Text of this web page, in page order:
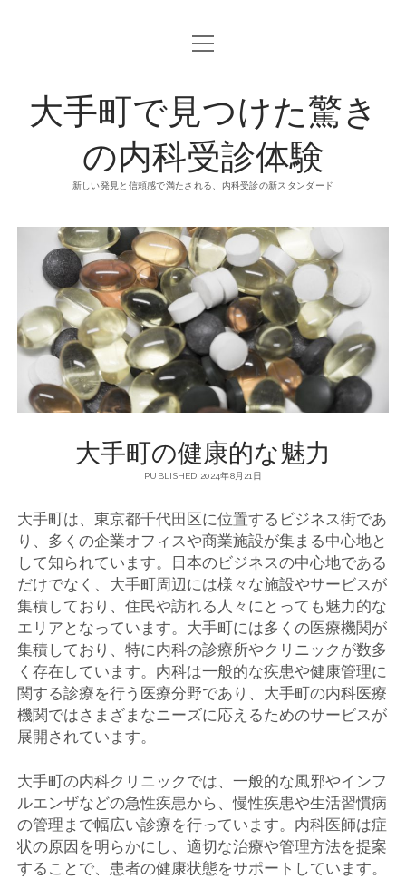
o
p
m
e
n
大手町で見つけた驚き
の内科受診体験
新しい発見と信頼感で満たされる、内科受診の新スタンダード
大手町の健康的な魅力
PUBLISHED 2024年8月21日
大手町は、東京都千代田区に位置するビジネス街であ
り、多くの企業オフィスや商業施設が集まる中心地と
して知られています。
日本のビジネスの中心地である
だけでなく、大手町周辺には様々な施設やサービスが
集積しており、住民や訪れる人々にとっても魅力的な
エリアとなっています。大手町には多くの医療機関が
集積しており、特に内科の診療所やクリニックが数多
く存在しています。内科は一般的な疾患や健康管理に
関する診療を行う医療分野であり、大手町の内科医療
機関ではさまざまなニーズに応えるためのサービスが
展開されています。
大手町の内科クリニックでは、一般的な風邪やインフ
ルエンザなどの急性疾患から、慢性疾患や生活習慣病
の管理まで幅広い診療を行っています。内科医師は症
状の原因を明らかにし、適切な治療や管理方法を提案
することで、患者の健康状態をサポートしています。